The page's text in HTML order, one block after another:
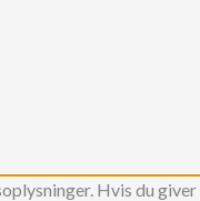
Hvis du